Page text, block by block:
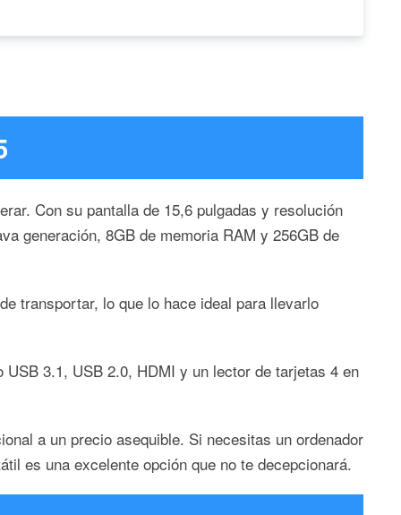
Con su pantalla de 15,6 pulgadas y resolución
generación, 8GB de memoria RAM y 256GB de
transportar, lo que lo hace ideal para llevarlo
3.1, USB 2.0, HDMI y un lector de tarjetas 4 en
a un precio asequible. Si necesitas un ordenador
es una excelente opción que no te decepcionará.